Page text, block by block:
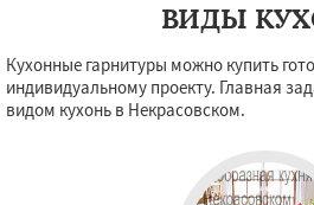
ВИДЫ
Кухонные гарнитуры можно купить
индивидуальному проекту. Главная
видом кухонь в Некрасовском.